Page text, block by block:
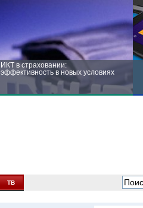
ИКТ в страховании:
эффективность в новых условиях
новых условиях
ТВ